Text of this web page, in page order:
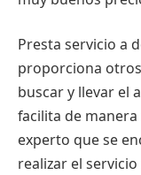
Presta servicio a
proporciona
buscar y llevar el
facilita de
experto que se
realizar el